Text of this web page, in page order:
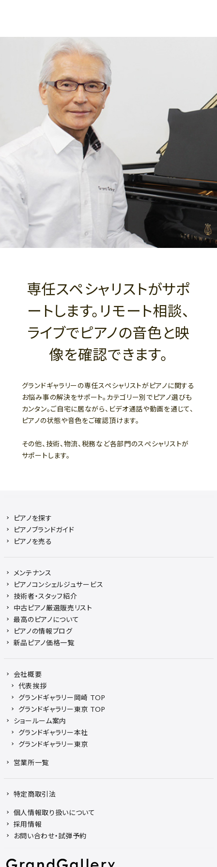
専任スペシャリストがサポ
ートします。リモート相談、
ライブでピアノの音色と映
像を確認できます。
グランドギャラリーの専任スペシャリストがピアノに関する
お悩み事の解決をサポート。カテゴリー別でピアノ選びも
カンタン。ご自宅に居ながら、ビデオ通話や動画を通じて、
ピアノの状態や音色をご確認頂けます。
その他、技術、物流、税務など各部門のスぺシャリストが
サポートします。
ピアノを探す
ピアノブランドガイド
ピアノを売る
メンテナンス
ピアノコンシェルジュサービス
技術者・スタッフ紹介
中古ピアノ厳選販売リスト
最高のピアノについて
ピアノの情報ブログ
新品ピアノ価格一覧
会社概要
代表挨拶
グランドギャラリー岡崎 TOP
グランドギャラリー東京 TOP
ショールーム案内
グランドギャラリー本社
グランドギャラリー東京
営業所一覧
特定商取引法
個人情報取り扱いについて
採用情報
お問い合わせ・試弾予約